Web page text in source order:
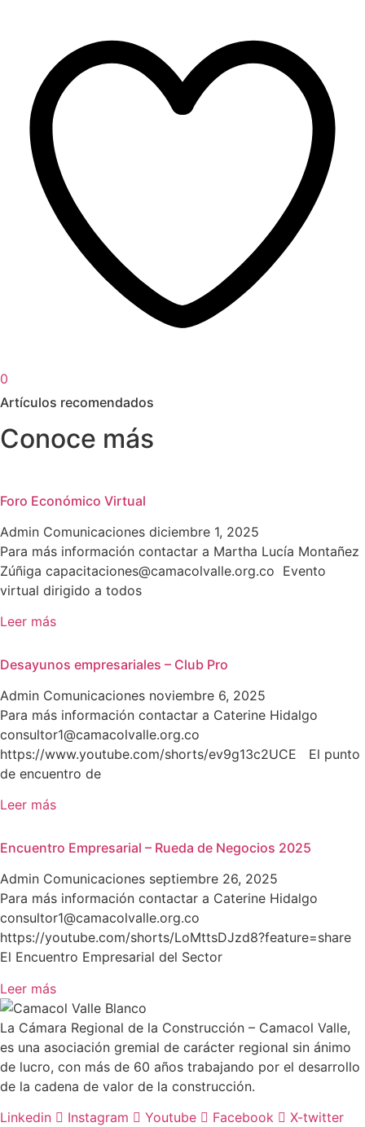
0
Artículos recomendados
Conoce más
Foro Económico Virtual
Admin Comunicaciones diciembre 1, 2025
Para más información contactar a Martha Lucía Montañez
Zúñiga capacitaciones@camacolvalle.org.co Evento
virtual dirigido a todos
Leer más
Desayunos empresariales – Club Pro
Admin Comunicaciones noviembre 6, 2025
Para más información contactar a Caterine Hidalgo
consultor1@camacolvalle.org.co
https://www.youtube.com/shorts/ev9g13c2UCE El punto
de encuentro de
Leer más
Encuentro Empresarial – Rueda de Negocios 2025
Admin Comunicaciones septiembre 26, 2025
Para más información contactar a Caterine Hidalgo
consultor1@camacolvalle.org.co
https://youtube.com/shorts/LoMttsDJzd8?feature=share
El Encuentro Empresarial del Sector
Leer más
La Cámara Regional de la Construcción – Camacol Valle,
es una asociación gremial de carácter regional sin ánimo
de lucro, con más de 60 años trabajando por el desarrollo
de la cadena de valor de la construcción.
Linkedin
Instagram Youtube Facebook X-twitter